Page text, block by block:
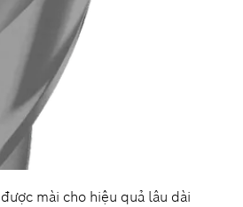
mài cho hiệu quả lâu dài